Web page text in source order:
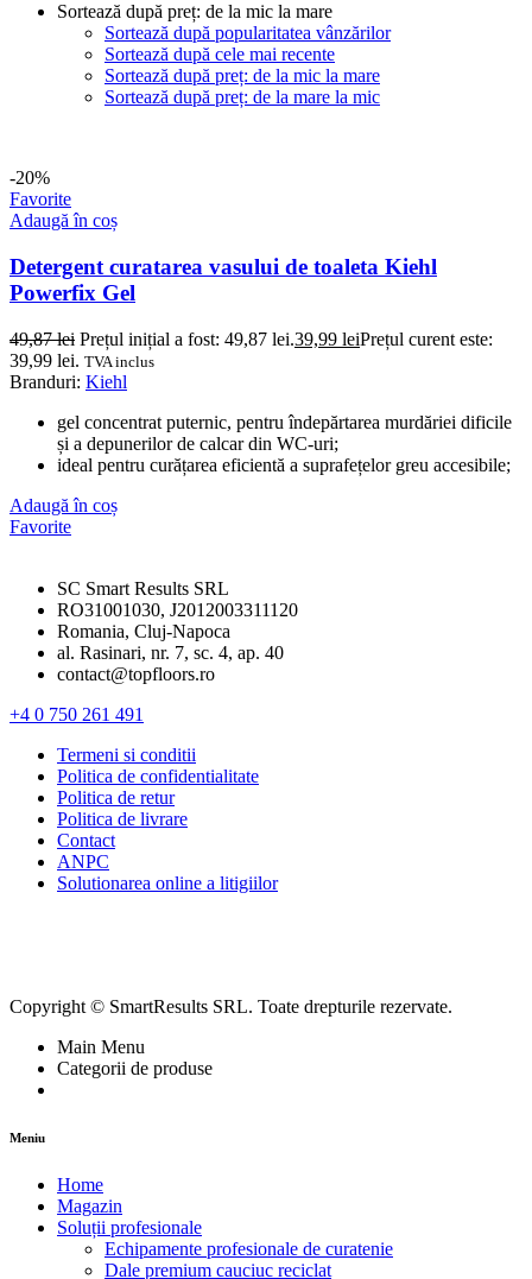
Sortează după preț: de la mic la mare
Sortează după popularitatea vânzărilor
Sortează după cele mai recente
Sortează după preț: de la mic la mare
Sortează după preț: de la mare la mic
-20%
Favorite
Adaugă în coș
Detergent curatarea vasului de toaleta Kiehl
Powerfix Gel
49,87lei Prețul inițial a fost: 49,87 lei.39,99 leiPrețul curent este:
39,99 lei. TVA inclus
Branduri: Kiehl
gel concentrat puternic, pentru îndepărtarea murdăriei dificile
și a depunerilor de calcar din WC-uri;
ideal pentru curățarea eficientă a suprafețelor greu accesibile;
Adaugă în coș
Favorite
SC Smart Results SRL
RO31001030, J2012003311120
Romania, Cluj-Napoca
al. Rasinari, nr. 7, sc. 4, ap. 40
contact@topfloors.ro
+4 0 750 261 491
Termeni si conditii
Politica de confidentialitate
Politica de retur
Politica de livrare
Contact
ANPC
Solutionarea online a litigiilor
Copyright © SmartResults SRL. Toate drepturile rezervate.
Main Menu
Categorii de produse
Meniu
Home
Magazin
Soluții profesionale
Echipamente profesionale de curatenie
Dale premium cauciuc reciclat